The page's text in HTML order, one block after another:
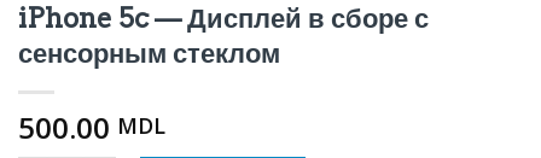
iPhone 5c — Дисплей в сборе с
сенсорным стеклом
500.00 MDL